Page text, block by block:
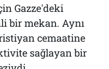
Gazze'deki
bir mekan. Aynı
cemaatine
sağlayan bir